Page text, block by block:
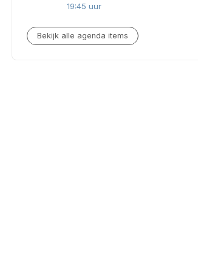
19:45 uur
Bekijk alle agenda items